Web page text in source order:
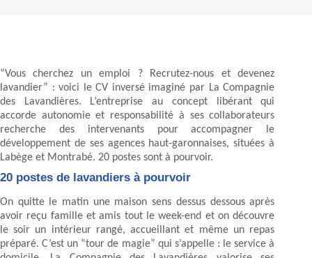
“Vous cherchez un emploi ? Recrutez-nous et devenez
lavandier” : voici le CV inversé imaginé par La Compagnie
des Lavandières. L’entreprise au concept libérant qui
accorde autonomie et responsabilité à ses collaborateurs
recherche des intervenants pour accompagner le
développement de ses agences haut-garonnaises, situées à
Labège et Montrabé. 20 postes sont à pourvoir.
20 postes de lavandiers à pourvoir
On quitte le matin une maison sens dessus dessous après
avoir reçu famille et amis tout le week-end et on découvre
le soir un intérieur rangé, accueillant et même un repas
préparé. C’est un “tour de magie” qui s’appelle : le service à